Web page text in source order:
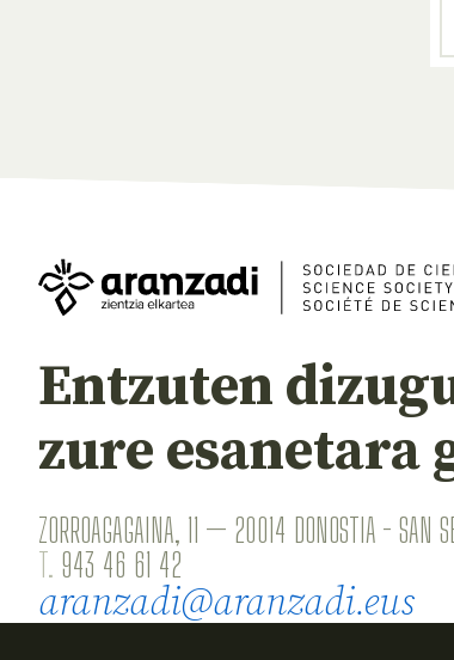
Entzuten
zure esanetara
ZORROAGAGAINA, 11 — 20014 DONOSTIA - SAN
T. 943 46 61 42
aranzadi@aranzadi.eus